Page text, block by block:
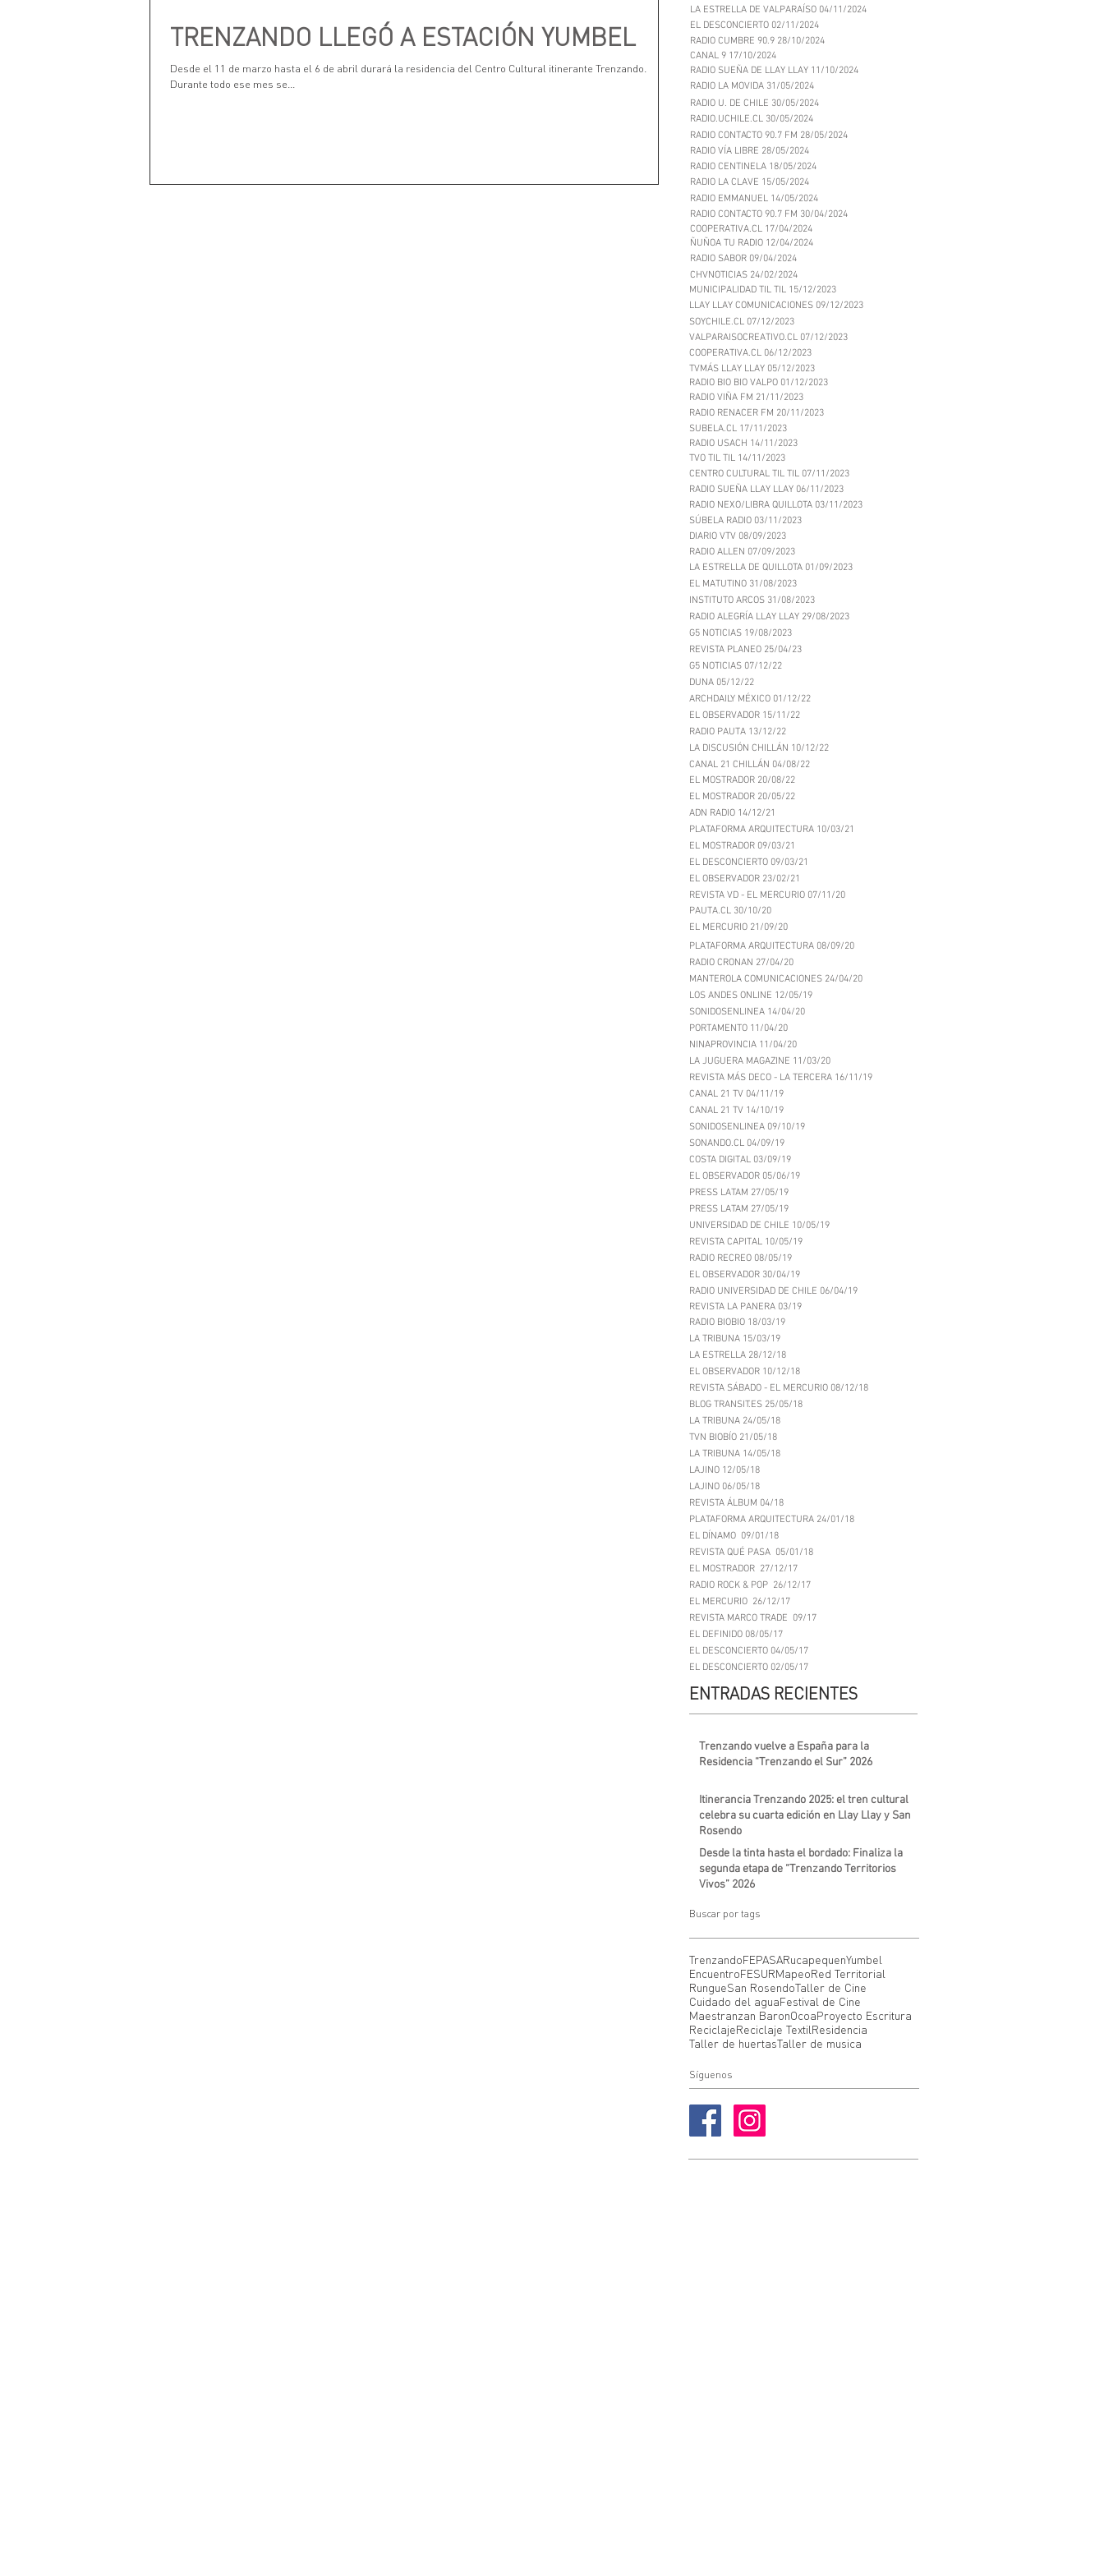
TRENZANDO LLEGÓ A ESTACIÓN YUMBEL
Desde el 11 de marzo hasta el 6 de abril durará la residencia del Centro Cultural itinerante Trenzando.
Durante todo ese mes se...
LA ESTRELLA DE VALPARAÍSO 04/11/2024
EL DESCONCIERTO 02/11/2024
RADIO CUMBRE 90.9 28/10/2024
CANAL 9 17/10/2024
RADIO SUEÑA DE LLAY LLAY 11/10/2024
RADIO LA MOVIDA 31/05/2024
RADIO U. DE CHILE 30/05/2024
RADIO.UCHILE.CL 30/05/2024
RADIO CONTACTO 90.7 FM 28/05/2024
RADIO VÍA LIBRE 28/05/2024
RADIO CENTINELA 18/05/2024
RADIO LA CLAVE 15/05/2024
RADIO EMMANUEL 14/05/2024
RADIO CONTACTO 90.7 FM 30/04/2024
COOPERATIVA.CL 17/04/2024
ÑUÑOA TU RADIO 12/04/2024
RADIO SABOR 09/04/2024
CHVNOTICIAS 24/02/2024
MUNICIPALIDAD TIL TIL 15/12/2023
LLAY LLAY COMUNICACIONES 09/12/2023
SOYCHILE.CL 07/12/2023
VALPARAISOCREATIVO.CL 07/12/2023
COOPERATIVA.CL 06/12/2023
TVMÁS LLAY LLAY 05/12/2023
RADIO BIO BIO VALPO 01/12/2023
RADIO VIÑA FM 21/11/2023
RADIO RENACER FM 20/11/2023
SUBELA.CL 17/11/2023
RADIO USACH 14/11/2023
TVO TIL TIL 14/11/2023
CENTRO CULTURAL TIL TIL 07/11/2023
RADIO SUEÑA LLAY LLAY 06/11/2023
RADIO NEXO/LIBRA QUILLOTA 03/11/2023
SÚBELA RADIO 03/11/2023
DIARIO VTV 08/09/2023
RADIO ALLEN 07/09/2023
LA ESTRELLA DE QUILLOTA 01/09/2023
EL MATUTINO 31/08/2023
INSTITUTO ARCOS 31/08/2023
RADIO ALEGRÍA LLAY LLAY 29/08/2023
G5 NOTICIAS 19/08/2023
REVISTA PLANEO 25/04/23
G5 NOTICIAS 07/12/22
DUNA 05/12/22
ARCHDAILY MÉXICO 01/12/22
EL OBSERVADOR 15/11/22
RADIO PAUTA 1 3/12/22
LA DISCUSIÓN CHILLÁN 1 0/12/22
CANAL 21 CHILLÁN 04/08/22
EL MOSTRADOR 20/08/22
EL MOSTRADOR 20/05/22
ADN RADIO 14/12/21
PLATAFORMA ARQUITECTURA 10/03/21
EL MOSTRADOR 09/03/21
EL DESCONCIERTO 09/03/21
EL OBSERVADOR 23/02/21
REVISTA VD - EL MERCURIO 07/11/20
PAUTA.CL 30/10/20
EL MERCURIO 21/09/20
PLATAFORMA ARQUITECTURA 08/09/20
RADIO CRONAN 27/04/20
MANTEROLA COMUNICACIONES 24/04/20
LOS ANDES ONLINE 12/05/19
SONIDOSENLINEA 14/04/20
PORTAMENTO 11/04/20
NINAPROVINCIA 11/04/20
LA JUGUERA MAGAZINE 11/03/20
REVISTA MÁS DECO - LA TERCERA 16/11/19
CANAL 21 TV 04/11/19
CANAL 21 TV 14/10/19
SONIDOSENLINEA 09/10/19
SONANDO.CL 04/09/19
COSTA DIGITAL 03/09/19
EL OBSERVADOR 05/06/19
PRESS LATAM 27/05/19
PRESS LATAM 27/05/19
UNIVERSIDAD DE CHILE 10/05/19
REVISTA CAPITAL 10/05/19
RADIO RECREO 08/05/19
EL OBSERVADOR 30/04/19
RADIO UNIVERSIDAD DE CHILE 06/04/19
REVISTA LA PANERA 03/19
RADIO BIOBIO 18/03/19
LA TRIBUNA 15/03/19
LA ESTRELLA 28/12/18
EL OBSERVADOR 10/12/18
REVISTA SÁBADO - EL MERCURIO 08/12/18
BLOG TRANSIT.ES 25/05/18
LA TRIBUNA 24/05/18
TVN BIOBÍO 21/05/18
LA TRIBUNA 14/05/18
LAJINO 12/05/18
LAJINO 06/05/18
REVISTA ÁLBUM 04/18
PLATAFORMA ARQUITECTURA 24/01/18
EL DÍNAMO 09/01/18
REVISTA QUÉ PASA 05/01/18
EL MOSTRADOR 27/12/17
RADIO ROCK & POP 26/12/17
EL MERCURIO 26/12/17
REVISTA MARCO TRADE 09/17
EL DEFINIDO 08/05/17
EL DESCONCIERTO 04/05/17
EL DESCONCIERTO 02/05/17
ENTRADAS RECIENTES
Trenzando vuelve a España para la
Residencia “Trenzando el Sur” 2026
Itinerancia Trenzando 2025: el tren cultural
celebra su cuarta edición en Llay Llay y San
Rosendo
Desde la tinta hasta el bordado: Finaliza la
segunda etapa de “Trenzando Territorios
Vivos” 2026
Buscar por tags
TrenzandoFEPASARucapequenYumbel
EncuentroFESURMapeoRed Territorial
RungueSan RosendoTaller de Cine
Cuidado del aguaFestival de Cine
Maestranzan BaronOcoaProyecto Escritura
ReciclajeReciclaje TextilResidencia
Taller de huertasTaller de musica
Síguenos